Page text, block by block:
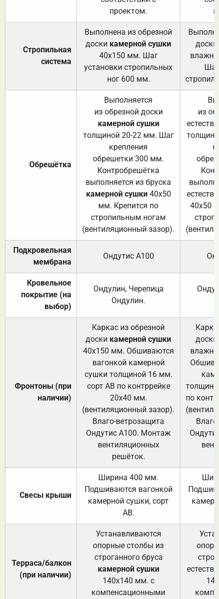
проектом.
Стропильная
система
Выполнена из обрезной
доски камерной сушки
40х150 мм. Шаг
установки стропильных
ног 600 мм.
доски
Обрешётка
Выполняется
из обрезной доски
камерной сушки
толщиной 20-22 мм. Шаг
крепления
обрешетки 300 мм.
Контробрешётка
выполняется из бруска
камерной сушки40х50
мм. Крепится по
стропильным ногам
(вентиляционный зазор).
из
40х50
Подкровельная
мембрана
Ондутис А100
Кровельное
покрытие (на
выбор)
Ондулин, Черепица
Ондулин.
Фронтоны (при
наличии)
Каркас из обрезной
доски камерной сушки
40х150 мм. Обшиваются
вагонкой камерной
сушки толщиной 16 мм.
сорт АВ по контррейке
20х40 мм.
(вентиляционный зазор).
Влаго-ветрозащита
Ондутис А100. Монтаж
вентиляционных
решёток.
доски
по
Свесы крыши
Ширина 400 мм.
Подшиваются вагонкой
камерной сушки, сорт
АВ.
Терраса/балкон
(при наличии)
Устанавливаются
опорные столбы из
строганного бруса
камерной сушки
140х140 мм. с
компенсационными